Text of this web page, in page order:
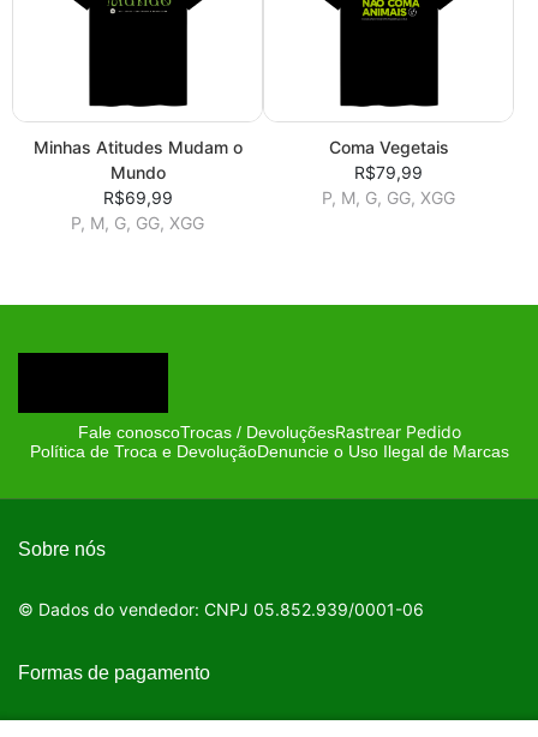
Minhas Atitudes Mudam o
Mundo
R$69,99
P, M, G, GG, XGG
Coma Vegetais
R$79,99
P, M, G, GG, XGG
Fale conoscoTrocas / DevoluçõesRastrear Pedido
Política de Troca e DevoluçãoDenuncie o Uso Ilegal de Marcas
Sobre nós
© Dados do vendedor: CNPJ 05.852.939/0001-06
Formas de pagamento